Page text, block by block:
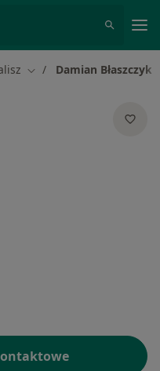
Zmień miasto
Damian Błaszczyk